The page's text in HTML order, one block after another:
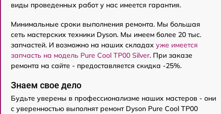
виды проведенных работ у нас имеется гарантия.
Минимальные сроки выполнения ремонта. Мы большая
сеть мастерских техники Dyson. Мы имеем более 20 тыс.
запчастей. И возможно на наших складах уже имеется
запчасть на модель Pure Cool TP00 Silver. При заказе
ремонта на сайте - предоставляется скидка -25%.
Знаем свое дело
Будьте уверены в профессионализме наших мастеров - они
с уверенностью выполнят ремонт Dyson Pure Cool TP00